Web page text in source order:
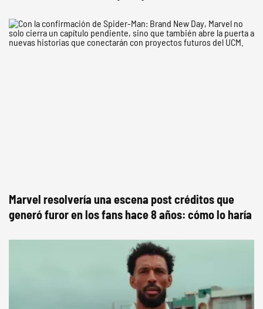
Marvel resolvería una escena post créditos que
generó furor en los fans hace 8 años: cómo lo haría